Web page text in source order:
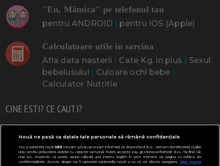
"Eu, Mămica" pe telefonul tau
pentru ANDROID pentru IOS (Apple)
Calculatoare utile in sarcina
Afla data nasterii Cate Kg. in plus
Sexul
bebelusului
Culoare ochi bebe
Calculator Nutritie
CINE ESTI? CE CAUTI?
Doresc un copil Adoptia Probleme cu sarcina
Urmeaza sa nasc Probleme alaptare Bebe plange
Nouă ne pasă ca datele tale personale să rămână confidențiale
Noi și partenerii noștri589stocăm și/sau accesăm informații pe dispozitivul dvs., precum identificatorii cookie
unici pentru prelucrarea datelor cu caracter personal. Puteți accepta sau gestiona preferințele dvs. făcând clic
mai jos, respectiv vă puteți opune utilizării unui interes legitim în orice moment pe pagina cu politica de
confidențialitate. Aceste alegeri vor fi raportate partenerilor noștri și nu vă vor afecta navigarea.
Mai multe